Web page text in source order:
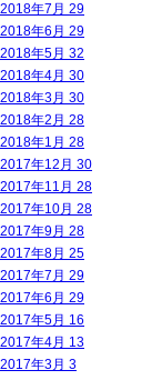
2018年7月 29
2018年6月 29
2018年5月 32
2018年4月 30
2018年3月 30
2018年2月 28
2018年1月 28
2017年12月 30
2017年11月 28
2017年10月 28
2017年9月 28
2017年8月 25
2017年7月 29
2017年6月 29
2017年5月 16
2017年4月 13
2017年3月 3